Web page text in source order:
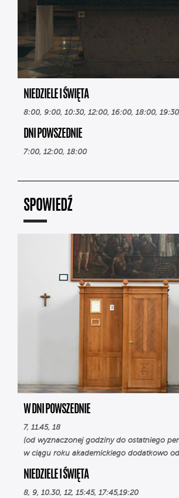
NIEDZIELE I ŚWIĘTA
8:00, 9:00, 10:30, 12:00, 16:00, 18:00,
DNI POWSZEDNIE
7:00, 12:00, 18:00
SPOWIEDŹ
W DNI POWSZEDNIE
7, 11.45, 18
(od wyznaczonej godziny do ostatniego
w ciągu roku akademickiego dodatkowo
NIEDZIELE I ŚWIĘTA
8, 9, 10.30, 12, 15:45, 17:45,19:20